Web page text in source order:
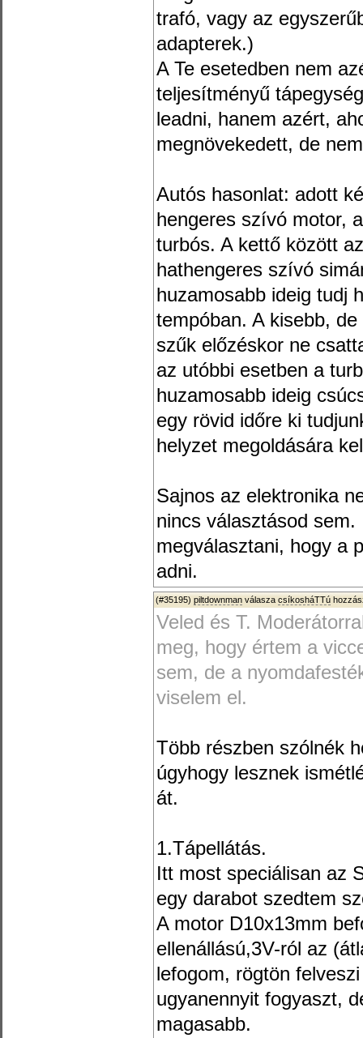
trafó, vagy az
adapterek.)
A Te esetedben nem
teljesítményű
leadni, hanem azért,
megnövekedett, de
Autós hasonlat: adott
hengeres szívó motor,
turbós. A kettő között
hathengeres szívó
huzamosabb ideig tudj
tempóban. A kisebb,
szűk előzéskor ne
az utóbbi esetben a
huzamosabb ideig
egy rövid időre ki
helyzet megoldására
Sajnos az elektronika
nincs választásod
megválasztani, hogy a
adni.
(#35195) piltdownman válasza csíkosháTTú
Veled és T.
meg, hogy értem a
sem, de a
viselem el.
Több részben szólnék
úgyhogy lesznek
át.
1.Tápellátás.
Itt most speciálisan az
egy darabot szedtem
A motor D10x13mm
ellenállású,3V-ról az
lefogom, rögtön
ugyanennyit fogyaszt,
magasabb.